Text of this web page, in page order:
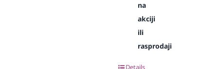
na
akciji
ili
rasprodaji
Details